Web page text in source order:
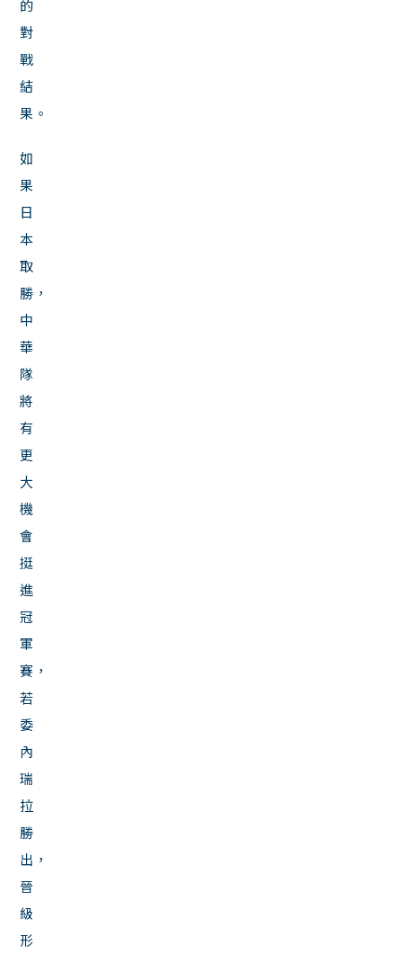
的
對
戰
結
果。
如
果
日
本
取
勝，
中
華
隊
將
有
更
大
機
會
挺
進
冠
軍
賽，
若
委
內
瑞
拉
勝
出，
晉
級
形